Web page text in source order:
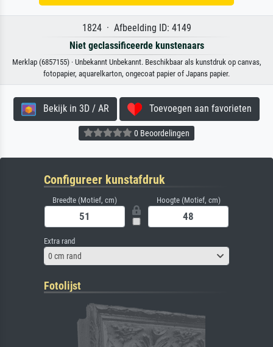
1824 · Afbeelding ID: 4149
Niet geclassificeerde kunstenaars
Merklap (6857155) · Unbekannt Unbekannt. Beschikbaar als kunstdruk op canvas,
fotopapier, aquarelkarton, ongecoat papier of Japans papier.
Bekijk in 3D / AR Toevoegen aan favorieten
0 Beoordelingen
Configureer kunstafdruk
Breedte (Motief, cm) Hoogte (Motief, cm)
Extra rand
0 cm rand
Fotolijst